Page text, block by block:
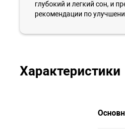
глубокий и легкий сон, и
рекомендации по
Характеристики